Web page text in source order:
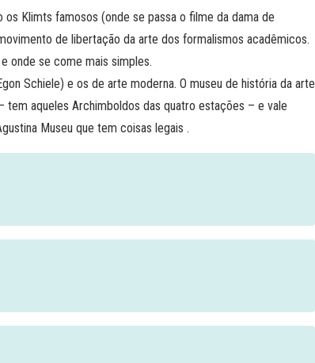
Klimts famosos (onde se passa o filme da dama de
de libertação da arte dos formalismos acadêmicos.
onde se come mais simples.
Schiele) e os de arte moderna. O museu de história da arte
aqueles Archimboldos das quatro estações – e vale
Museu que tem coisas legais .